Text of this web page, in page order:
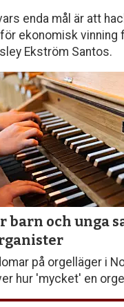
enda mål är att
ekonomisk vinning
Ekström Santos.
barn och unga
på orgelläger i
hur 'mycket' en